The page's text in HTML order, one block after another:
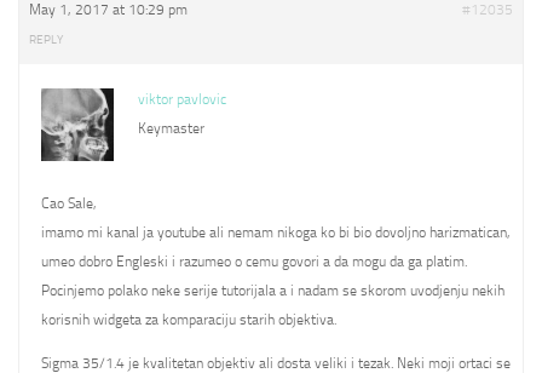
May 1, 2017 at 10:29 pm #12035
REPLY
viktor pavlovic
Keymaster
Cao Sale,
imamo mi kanal ja youtube ali nemam nikoga ko bi bio dovoljno harizmatican,
umeo dobro Engleski i razumeo o cemu govori a da mogu da ga platim.
Pocinjemo polako neke serije tutorijala a i nadam se skorom uvodjenju nekih
korisnih widgeta za komparaciju starih objektiva.
Sigma 35/1.4 je kvalitetan objektiv ali dosta veliki i tezak. Neki moji ortaci se